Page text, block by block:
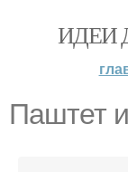
ИДЕИ
Паштет